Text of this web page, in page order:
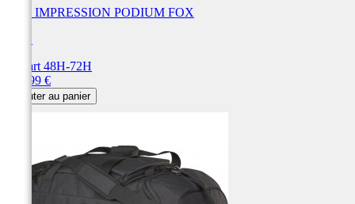
SAC IMPRESSION PODIUM FOX
Départ 48H-72H
199,99 €
Ajouter au panier